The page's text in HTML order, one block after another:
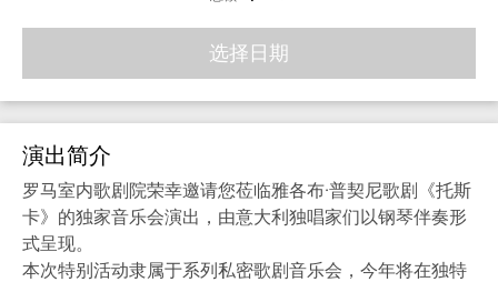
选择日期
演出简介
罗马室内歌剧院荣幸邀请您莅临雅各布·普契尼歌剧《托斯
卡》的独家音乐会演出，由意大利独唱家们以钢琴伴奏形
式呈现。
本次特别活动隶属于系列私密歌剧音乐会，今年将在独特